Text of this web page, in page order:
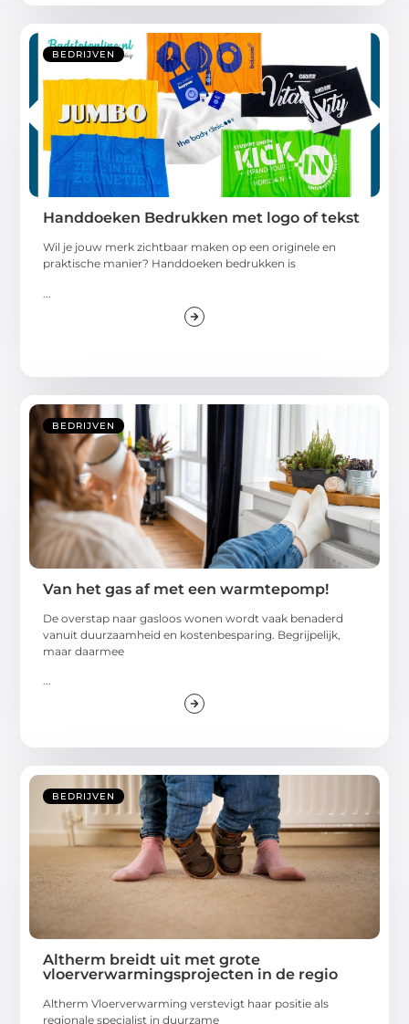
BEDRIJVEN
Handdoeken Bedrukken met logo of tekst
Wil je jouw merk zichtbaar maken op een originele en
praktische manier? Handdoeken bedrukken is
BEDRIJVEN
Van het gas af met een warmtepomp!
De overstap naar gasloos wonen wordt vaak benaderd
vanuit duurzaamheid en kostenbesparing. Begrijpelijk,
maar daarmee
...
BEDRIJVEN
Altherm breidt uit met grote
vloerverwarmingsprojecten in de regio
Altherm Vloerverwarming verstevigt haar positie als
regionale specialist in duurzame